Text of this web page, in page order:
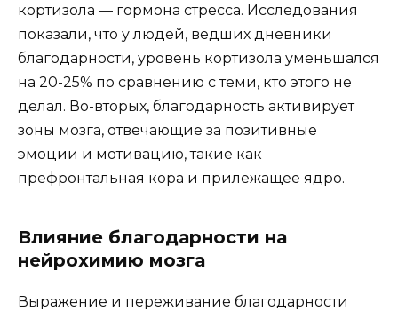
кортизола — гормона стресса. Исследования
показали, что у людей, ведших дневники
благодарности, уровень кортизола уменьшался
на 20-25% по сравнению с теми, кто этого не
делал. Во-вторых, благодарность активирует
зоны мозга, отвечающие за позитивные
эмоции и мотивацию, такие как
префронтальная кора и прилежащее ядро.
Влияние благодарности на
нейрохимию мозга
Выражение и переживание благодарности